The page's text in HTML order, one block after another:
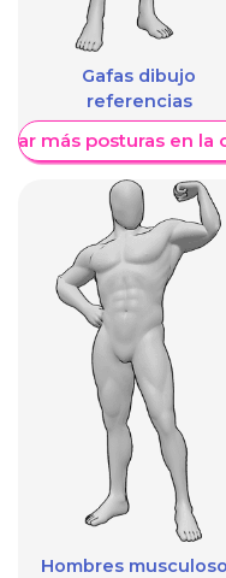
Gafas dibujo
referencias
más posturas en la
Hombres